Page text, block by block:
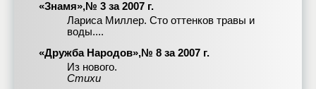
«Знамя»,№ 3 за 2007 г.
Лариса Миллер. Сто оттенков травы и
воды....
«Дружба Народов»,№ 8 за 2007 г.
Из нового.
Стихи